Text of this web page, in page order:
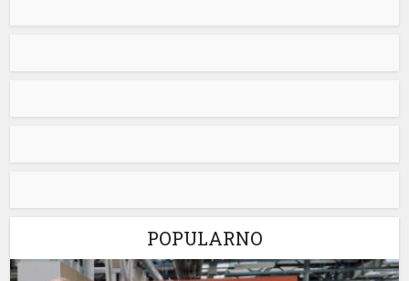
“Uredno snabdijevanje vodom iz laktaškog, problemi sa
isporukom iz banjalučkog Vodovoda”
POPULARNO